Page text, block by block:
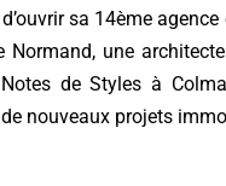
sa 14ème
une
de Styles à
nouveaux projets